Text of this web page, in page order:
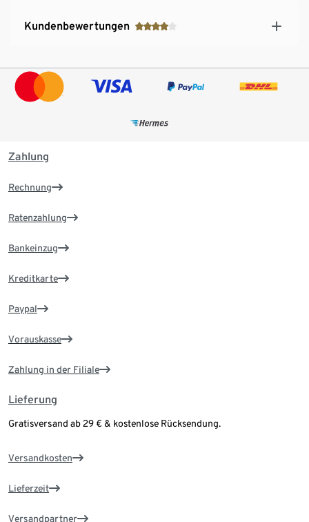
Kundenbewertungen
Zahlung
Rechnung
Ratenzahlung
Bankeinzug
Kreditkarte
Paypal
Vorauskasse
Zahlung in der Filiale
Lieferung
Gratisversand ab 29 € & kostenlose Rücksendung.
Versandkosten
Lieferzeit
Versandpartner